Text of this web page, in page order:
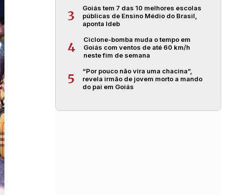
3
Goiás tem 7 das 10 melhores escolas
públicas de Ensino Médio do Brasil,
aponta Ideb
4
Ciclone-bomba muda o tempo em
Goiás com ventos de até 60 km/h
neste fim de semana
5
“Por pouco não vira uma chacina”,
revela irmão de jovem morto a mando
do pai em Goiás